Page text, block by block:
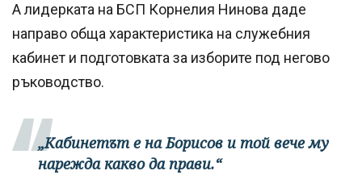
А лидерката на БСП Корнелия Нинова даде
направо обща характеристика на служебния
кабинет и подготовката за изборите под негово
ръководство.
„Кабинетът е на Борисов и той вече му
нарежда какво да прави.“